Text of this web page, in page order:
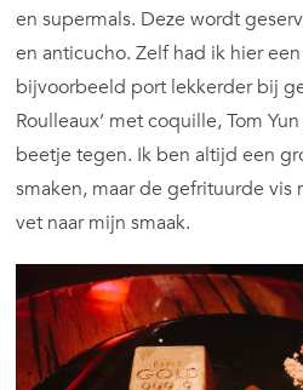
en supermals. Deze wordt
en anticucho. Zelf had ik hier
bijvoorbeeld port lekkerder bij
Roulleaux’ met coquille, Tom
beetje tegen. Ik ben altijd een
smaken, maar de gefrituurde vis
vet naar mijn smaak.